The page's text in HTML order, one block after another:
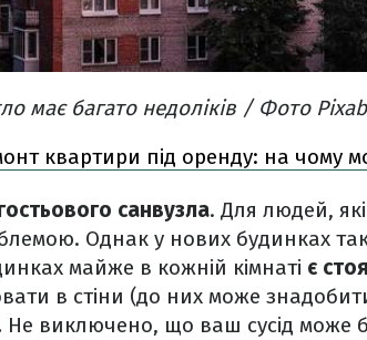
має багато недоліків / Фото
квартири під оренду: на чому
санвузла. Для людей,
Однак у нових будинках
майже в кожній кімнаті є
в стіни (до них може
Не виключено, що ваш сусід може